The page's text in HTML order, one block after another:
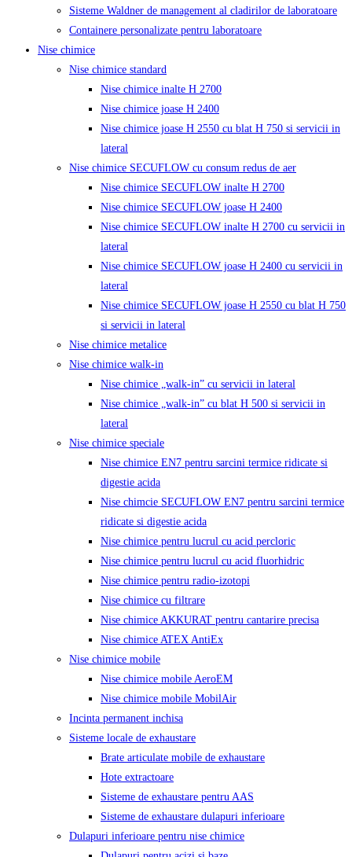
Sisteme Waldner de management al cladirilor de laboratoare
Containere personalizate pentru laboratoare
Nise chimice
Nise chimice standard
Nise chimice inalte H 2700
Nise chimice joase H 2400
Nise chimice joase H 2550 cu blat H 750 si servicii in
lateral
Nise chimice SECUFLOW cu consum redus de aer
Nise chimice SECUFLOW inalte H 2700
Nise chimice SECUFLOW joase H 2400
Nise chimice SECUFLOW inalte H 2700 cu servicii in
lateral
Nise chimice SECUFLOW joase H 2400 cu servicii in
lateral
Nise chimice SECUFLOW joase H 2550 cu blat H 750
si servicii in lateral
Nise chimice metalice
Nise chimice walk-in
Nise chimice „walk-in” cu servicii in lateral
Nise chimice „walk-in” cu blat H 500 si servicii in
lateral
Nise chimice speciale
Nise chimice EN7 pentru sarcini termice ridicate si
digestie acida
Nise chimcie SECUFLOW EN7 pentru sarcini termice
ridicate si digestie acida
Nise chimice pentru lucrul cu acid percloric
Nise chimice pentru lucrul cu acid fluorhidric
Nise chimice pentru radio-izotopi
Nise chimice cu filtrare
Nise chimice AKKURAT pentru cantarire precisa
Nise chimice ATEX AntiEx
Nise chimice mobile
Nise chimice mobile AeroEM
Nise chimice mobile MobilAir
Incinta permanent inchisa
Sisteme locale de exhaustare
Brate articulate mobile de exhaustare
Hote extractoare
Sisteme de exhaustare pentru AAS
Sisteme de exhaustare dulapuri inferioare
Dulapuri inferioare pentru nise chimice